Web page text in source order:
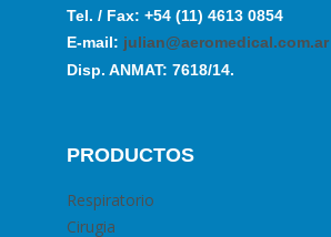
Tel. / Fax: +54 (11) 4613 0854
E-mail: julian@aeromedical.com.ar
Disp. ANMAT: 7618/14.
PRODUCTOS
Respiratorio
Cirugia